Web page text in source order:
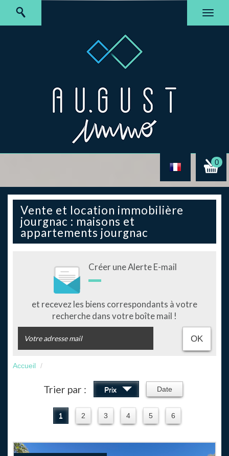
0
Vente et location immobilière
jourgnac : maisons et
appartements jourgnac
Créer une Alerte E-mail
et recevez les biens correspondants à votre
recherche dans votre boîte mail !
OK
Accueil
Trier par : Prix Date
1 2 3 4 5 6